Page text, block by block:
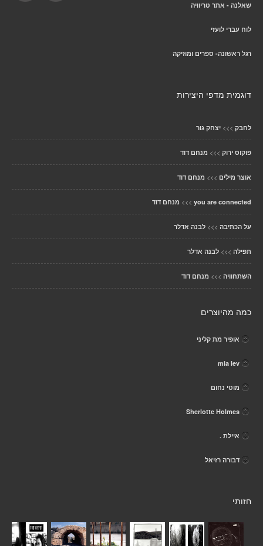
שאלנה - אתר טריוויה
לוח עברי לועזי
רגל ראשונה- ספרים ומוזיקה
דוגמית מדפי היצירות
לחבק >>> יצחק גור
פוקוס ירוק >>> מנחם דוד
אוצר מילים >>> מנחם דוד
you are connected
>>> מנחם דוד
על הכתיבה >>> לבנה אדלר
תפילה >>> לבנה אדלר
השתחוויה >>> מנחם דוד
כמה מהיוצרים
אופיר מת קליני
mia lev
מוטי נחום
Sherlotte Holmes
איילת .
דבורה רזיאל
חזותי